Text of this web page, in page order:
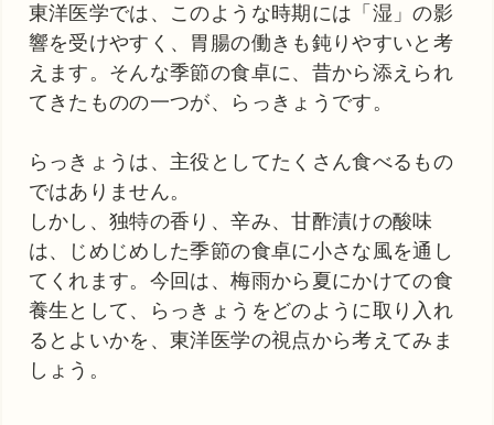
東洋医学では、このような時期には「湿」の影
響を受けやすく、胃腸の働きも鈍りやすいと考
えます。そんな季節の食卓に、昔から添えられ
てきたものの一つが、らっきょうです。
らっきょうは、主役としてたくさん食べるもの
ではありません。
しかし、独特の香り、辛み、甘酢漬けの酸味
は、じめじめした季節の食卓に小さな風を通し
てくれます。今回は、梅雨から夏にかけての食
養生として、らっきょうをどのように取り入れ
るとよいかを、東洋医学の視点から考えてみま
しょう。